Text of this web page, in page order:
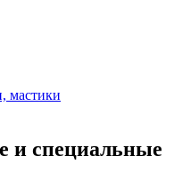
мастики
и специальные